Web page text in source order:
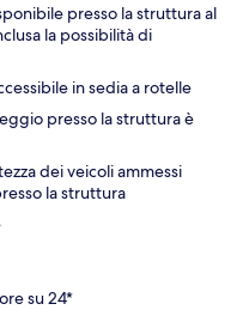
presso la struttura al
la possibilità di
in sedia a rotelle
presso la struttura è
dei veicoli ammessi
la struttura
su 24*